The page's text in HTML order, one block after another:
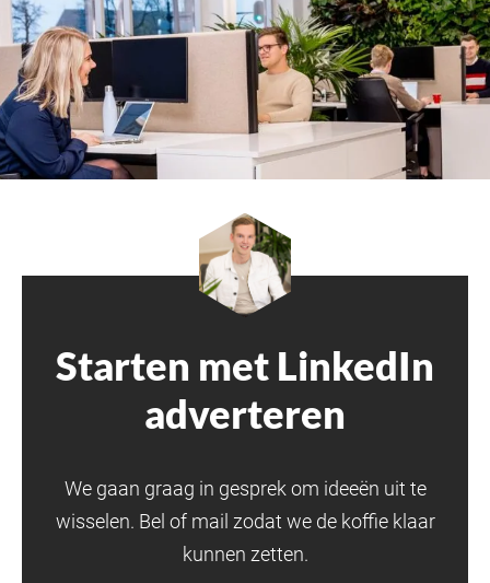
Starten met LinkedIn
adverteren
We gaan graag in gesprek om ideeën uit te
wisselen. Bel of mail zodat we de koffie klaar
kunnen zetten.